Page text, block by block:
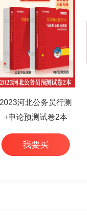
2023河北公务员行测
+申论预测试卷2本
我要买